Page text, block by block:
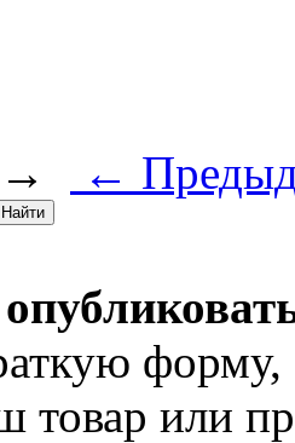
←
товар или